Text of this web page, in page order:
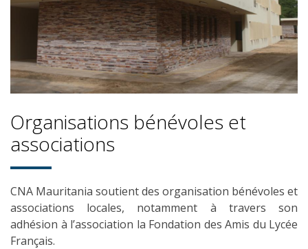
Organisations bénévoles et
associations
CNA Mauritania soutient des organisation bénévoles et
associations locales, notamment à travers son
adhésion à l’association la Fondation des Amis du Lycée
Français.